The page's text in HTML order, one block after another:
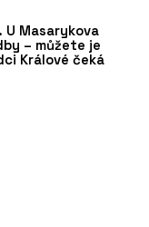
U Masarykova
– můžete je
Králové čeká